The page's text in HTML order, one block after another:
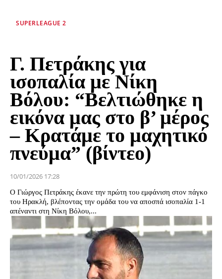
SUPERLEAGUE 2
Γ. Πετράκης για
ισοπαλία με Νίκη
Βόλου: “Βελτιώθηκε η
εικόνα μας στο β’ μέρος
– Κρατάμε το μαχητικό
πνεύμα” (βίντεο)
10/01/2026 17:28
Ο Γιώργος Πετράκης έκανε την πρώτη του εμφάνιση στον πάγκο
του Ηρακλή, βλέποντας την ομάδα του να αποσπά ισοπαλία 1-1
απέναντι στη Νίκη Βόλου,...